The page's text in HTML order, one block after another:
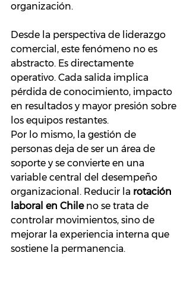
organización.
Desde la perspectiva de liderazgo
comercial, este fenómeno no es
abstracto. Es directamente
operativo. Cada salida implica
pérdida de conocimiento, impacto
en resultados y mayor presión sobre
los equipos restantes.
Por lo mismo, la gestión de
personas deja de ser un área de
soporte y se convierte en una
variable central del desempeño
organizacional. Reducir la rotación
laboral en Chile no se trata de
controlar movimientos, sino de
mejorar la experiencia interna que
sostiene la permanencia.